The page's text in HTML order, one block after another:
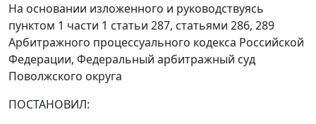
На основании изложенного и руководствуясь
пунктом 1 части 1 статьи 287, статьями 286, 289
Арбитражного процессуального кодекса Российской
Федерации, Федеральный арбитражный суд
Поволжского округа
ПОСТАНОВИЛ: